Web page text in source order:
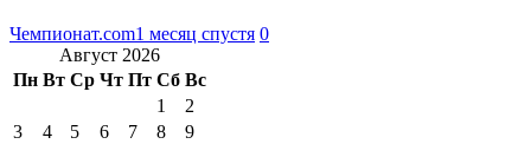
Чемпионат.com1 месяц спустя 0
Август 2026
Пн Вт Ср Чт Пт Сб Вс
1
2
3
4 5 6 7 8
9